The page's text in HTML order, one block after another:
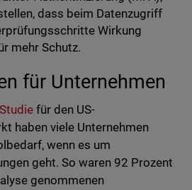
dass beim Datenzugriff
Wirkung
mehr Schutz.
für Unternehmen
für den US-
haben viele Unternehmen
wenn es um
geht. So waren 92 Prozent
genommenen